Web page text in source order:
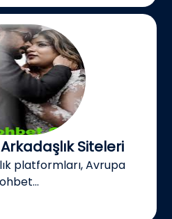
Siteleri
platformları, Avrupa